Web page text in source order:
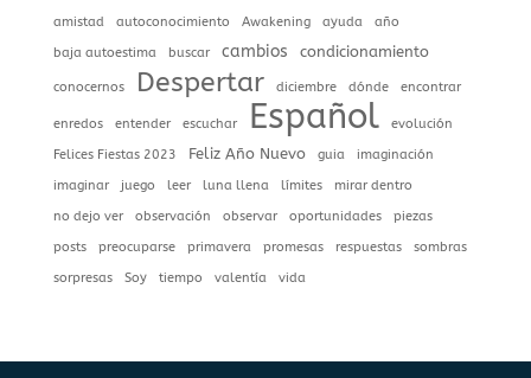
amistad autoconocimiento Awakening ayuda
año
baja autoestima
buscar cambios condicionamiento
conocernos Despertar diciembre dónde encontrar
enredos entender escuchar Español
evolución
Felices Fiestas 2023
Feliz Año Nuevo guia
imaginación
imaginar
juego leer luna llena límites
mirar dentro
no dejo ver
observación observar oportunidades
piezas
posts
preocuparse primavera promesas respuestas
sombras
sorpresas
Soy tiempo valentía vida